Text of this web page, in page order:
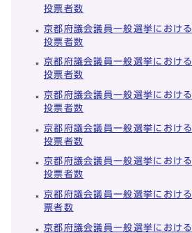
投票者数
京都府議会議員一般選挙におけ
投票者数
京都府議会議員一般選挙におけ
投票者数
京都府議会議員一般選挙におけ
投票者数
京都府議会議員一般選挙におけ
投票者数
京都府議会議員一般選挙におけ
投票者数
京都府議会議員一般選挙におけ
票者数
京都府議会議員一般選挙におけ